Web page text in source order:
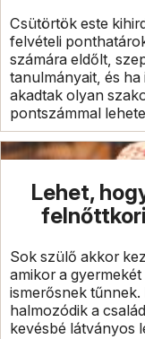
Csütörtök este
felvételi
számára eldőlt,
tanulmányait, és
akadtak olyan
pontszámmal
Lehet,
Sok szülő akkor
amikor a
ismerősnek
halmozódik a
kevésbé látványos